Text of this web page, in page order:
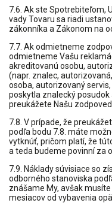
7.6. Ak ste Spotrebiteľom,
vady Tovaru sa riadi
zákonníka a Zákonom na
7.7. Ak odmietneme
odmietneme Vašu
akreditovanú osobu,
(napr. znalec,
osoba, autorizovaný
poskytla znalecký
preukážete Našu
7.8. V prípade, že
podľa bodu 7.8. máte
vytknúť, pričom platí, že
a teda budeme povinní za
7.9. Náklady súvisiace so
odborného stanoviska
znášame My, avšak
mesiacov od vybavenia